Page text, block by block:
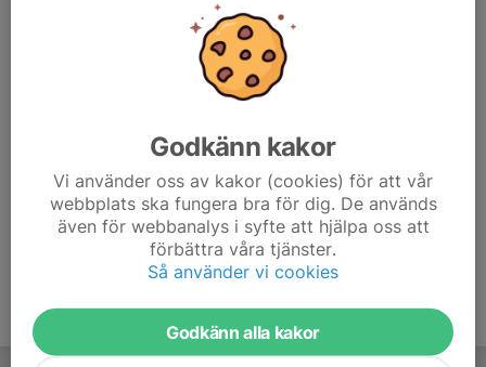
Godkänn kakor
Vi använder oss av kakor (cookies) för att vår
webbplats ska fungera bra för dig. De används
även för webbanalys i syfte att hjälpa oss att
förbättra våra tjänster.
Så använder vi cookies
Godkänn alla kakor